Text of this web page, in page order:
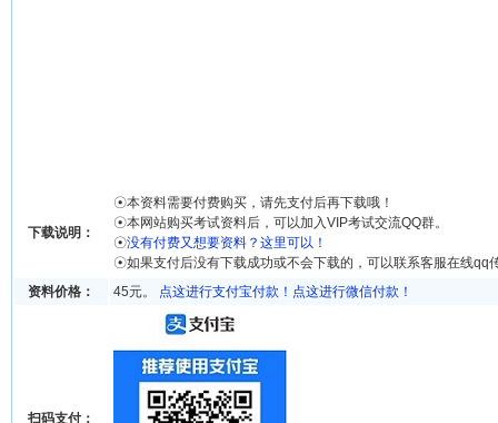
下载说明：
☉本资料需要付费购买，请先支付后再下载哦！
☉本网站购买考试资料后，可以加入VIP考试交流QQ群。
☉没有付费又想要资料？这里可以！
☉如果支付后没有下载成功或不会下载的，可以联系客服在线qq
资料价格：
45元。 点这进行支付宝付款！ 点这进行微信付款！
扫码支付：